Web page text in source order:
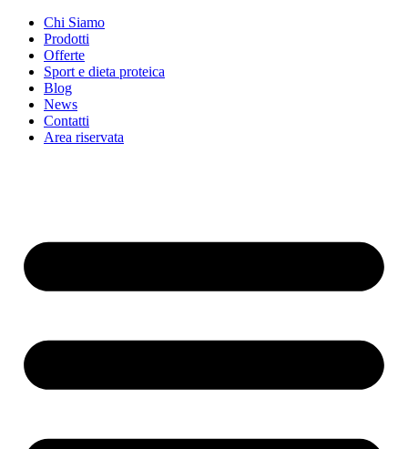
Chi Siamo
Prodotti
Offerte
Sport e dieta proteica
Blog
News
Contatti
Area riservata